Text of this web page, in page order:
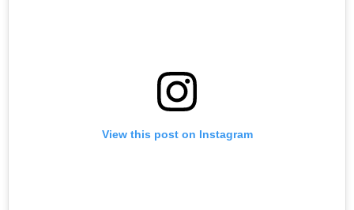
View this post on Instagram